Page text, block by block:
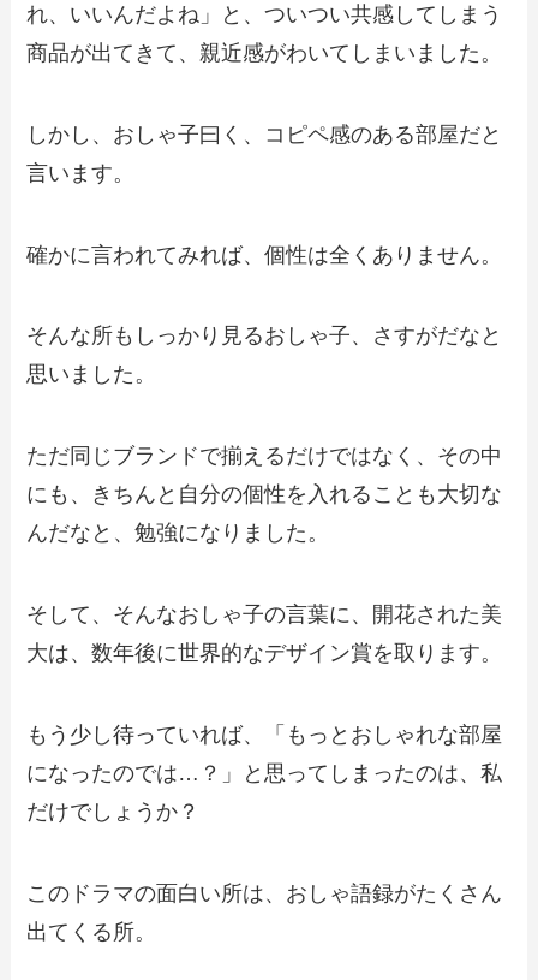
れ、いいんだよね」と、ついつい共感してしまう
商品が出てきて、親近感がわいてしまいました。
しかし、おしゃ子曰く、コピペ感のある部屋だと
言います。
確かに言われてみれば、個性は全くありません。
そんな所もしっかり見るおしゃ子、さすがだなと
思いました。
ただ同じブランドで揃えるだけではなく、その中
にも、きちんと自分の個性を入れることも大切な
んだなと、勉強になりました。
そして、そんなおしゃ子の言葉に、開花された美
大は、数年後に世界的なデザイン賞を取ります。
もう少し待っていれば、「もっとおしゃれな部屋
になったのでは…？」と思ってしまったのは、私
だけでしょうか？
このドラマの面白い所は、おしゃ語録がたくさん
出てくる所。